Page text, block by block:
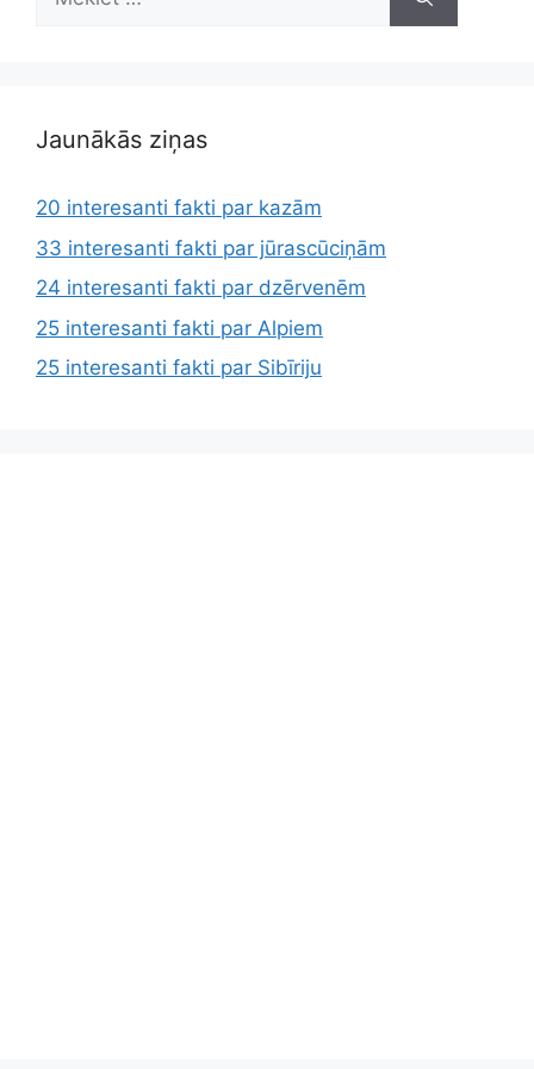
Jaunākās ziņas
20 interesanti fakti par kazām
33 interesanti fakti par jūrascūciņām
24 interesanti fakti par dzērvenēm
25 interesanti fakti par Alpiem
25 interesanti fakti par Sibīriju